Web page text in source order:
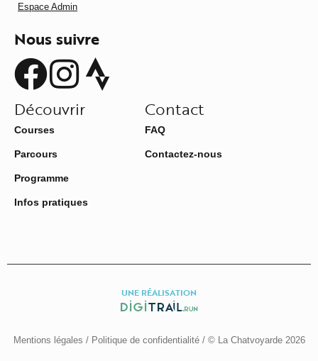
Espace Admin
Nous suivre
Découvrir
Courses
Parcours
Programme
Infos pratiques
Contact
FAQ
Contactez-nous
UNE RÉALISATION
Mentions légales /Politique de confidentialité/ © La Chatvoyarde 2026